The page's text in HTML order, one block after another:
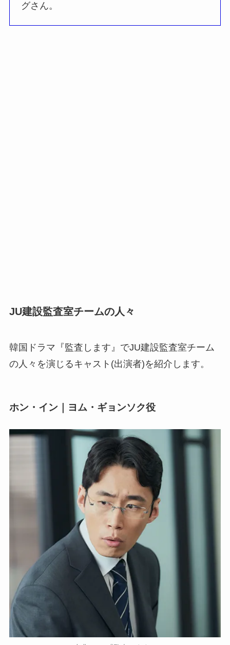
グさん。
JU建設監査室チームの人々
韓国ドラマ『監査します』でJU建設監査室チーム
の人々を演じるキャスト(出演者)を紹介します。
ホン・イン｜ヨム・ギョンソク役